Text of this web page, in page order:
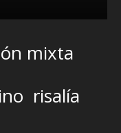
mixta
risalía